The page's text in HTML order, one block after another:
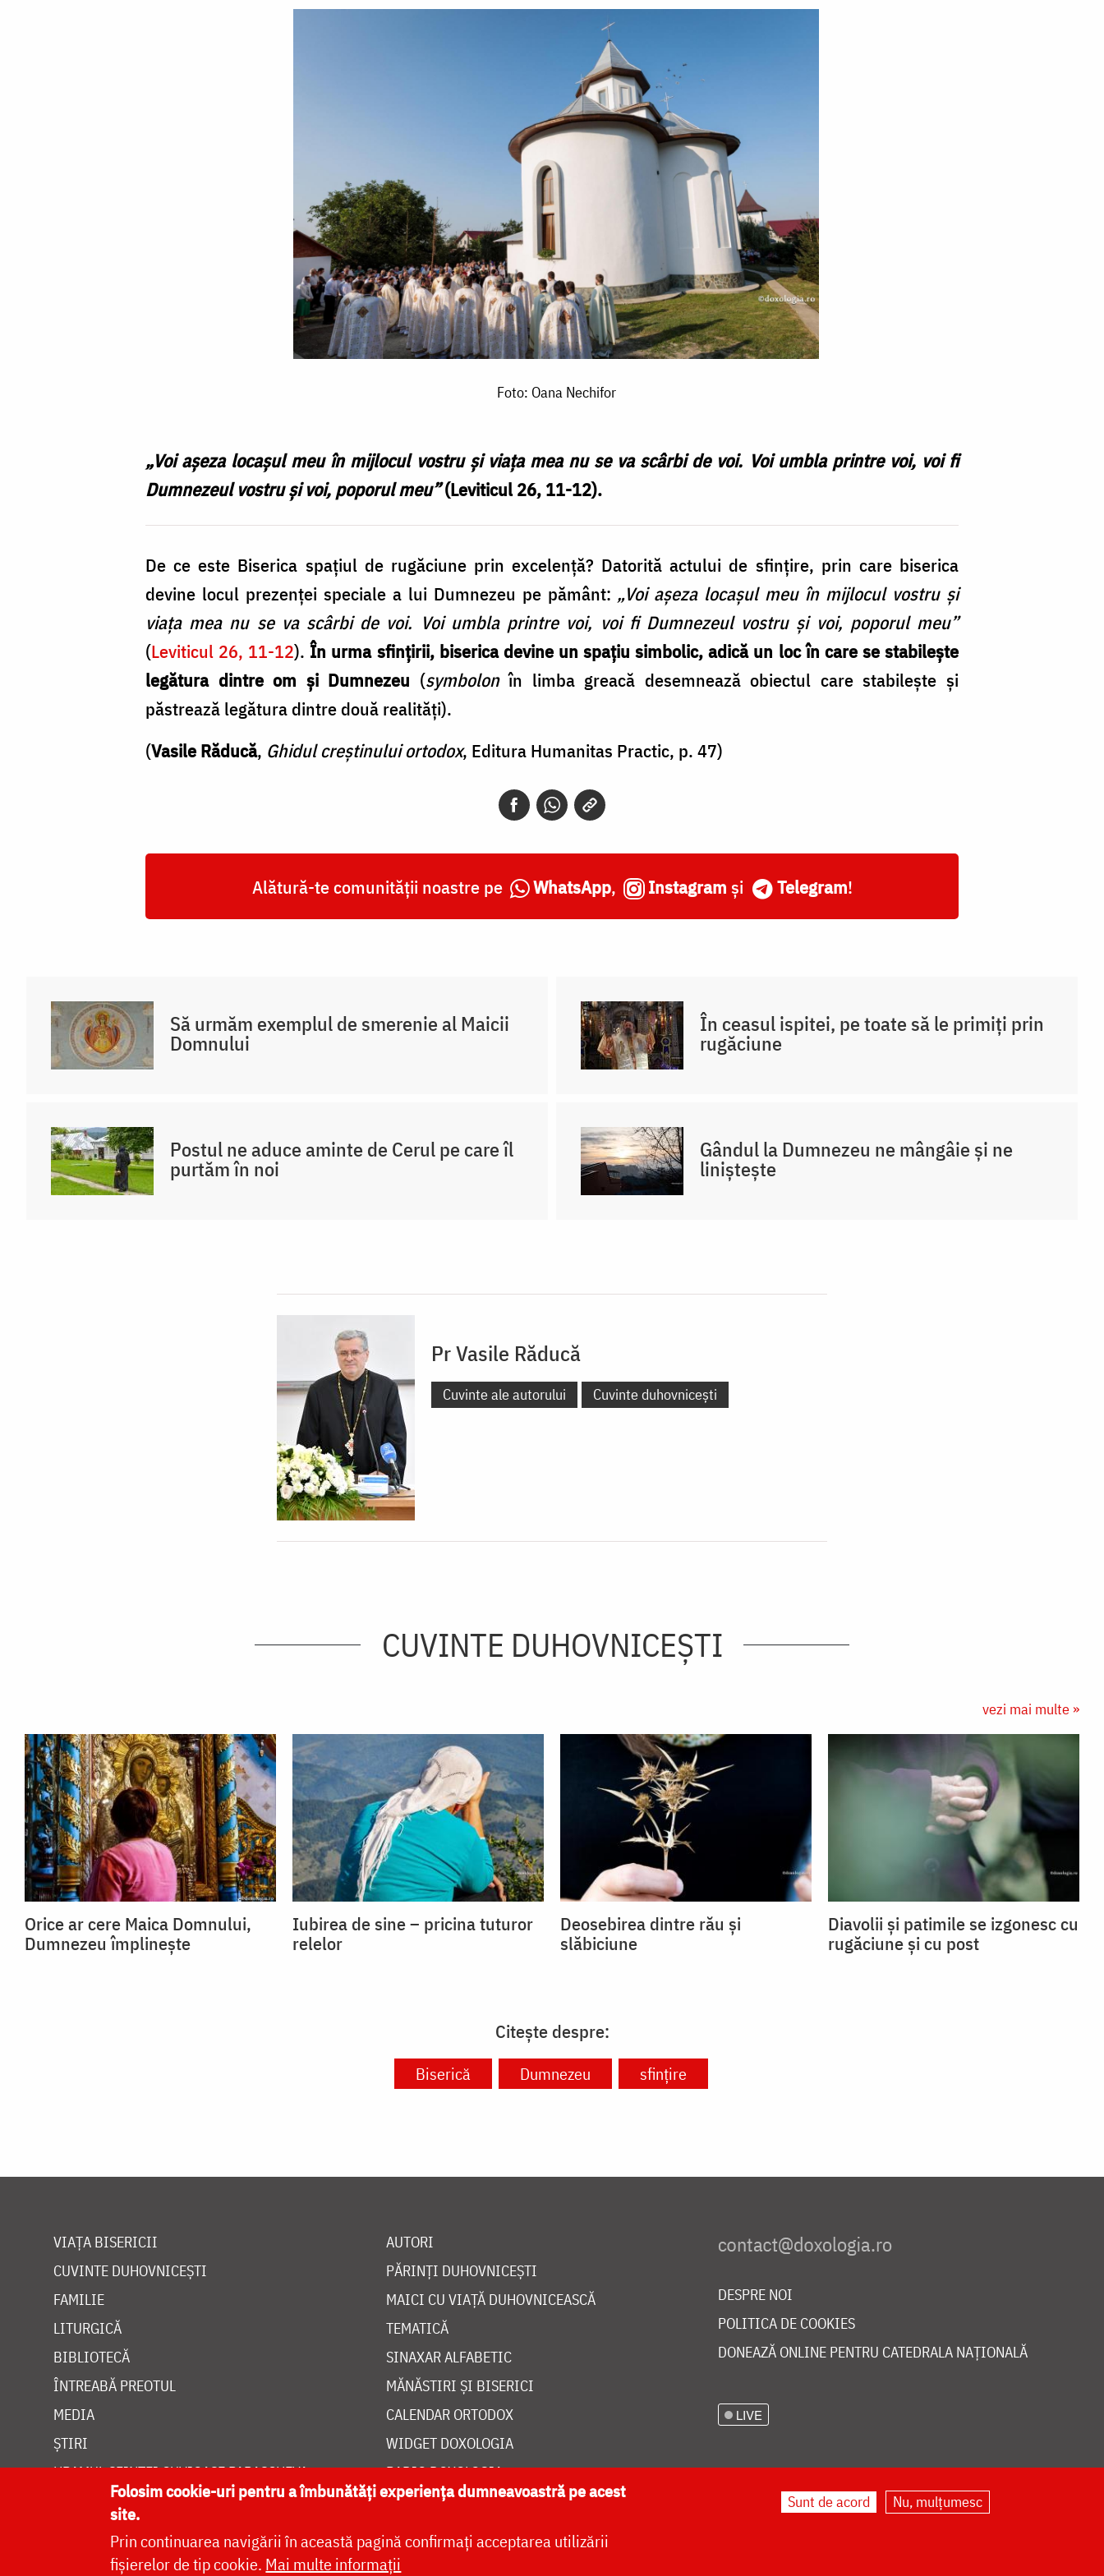
Foto: Oana Nechifor
„Voi așeza locașul meu în mijlocul vostru și viața mea nu se va scârbi de voi. Voi umbla printre voi, voi fi
Dumnezeul vostru și voi, poporul meu”(Leviticul 26, 11-12).
De ce este Biserica spațiul de rugăciune prin excelență? Datorită actului de sfințire, prin care biserica
devine locul prezenței speciale a lui Dumnezeu pe pământ: „Voi așeza locașul meu în mijlocul vostru și
viața mea nu se va scârbi de voi. Voi umbla printre voi, voi fi Dumnezeul vostru și voi, poporul meu”
(Leviticul 26, 11-12).În urma sfințirii, biserica devine un spațiu simbolic, adică un loc în care se stabilește
legătura dintre om și Dumnezeu (symbolonîn limba greacă desemnează obiectul care stabilește și
păstrează legătura dintre două realități).
(Vasile Răducă, Ghidul creștinului ortodox, Editura Humanitas Practic, p. 47)
Alătură-te comunității noastre pe WhatsApp, Instagram și Telegram!
Să urmăm exemplul de smerenie al Maicii
Domnului
În ceasul ispitei, pe toate să le primiți prin
rugăciune
Postul ne aduce aminte de Cerul pe care îl
purtăm în noi
Gândul la Dumnezeu ne mângâie și ne
liniștește
Pr Vasile Răducă
Cuvinte ale autorului Cuvinte duhovnicești
CUVINTE DUHOVNICEȘTI
vezi mai multe »
Orice ar cere Maica Domnului,
Dumnezeu împlinește
Iubirea de sine – pricina tuturor
relelor
Deosebirea dintre rău și
slăbiciune
Diavolii și patimile se izgonesc cu
rugăciune și cu post
Citește despre:
Biserică Dumnezeu sfinţire
VIAȚA BISERICII
CUVINTE DUHOVNICEȘTI
FAMILIE
LITURGICĂ
BIBLIOTECĂ
ÎNTREABĂ PREOTUL
MEDIA
ȘTIRI
HRAMUL SFINTEI CUVIOASE PARASCHEVA
AUTORI
PĂRINȚI DUHOVNICEȘTI
MAICI CU VIAȚĂ DUHOVNICEASCĂ
TEMATICĂ
SINAXAR ALFABETIC
MĂNĂSTIRI ȘI BISERICI
CALENDAR ORTODOX
WIDGET DOXOLOGIA
RADIO DOXOLOGIA
DESPRE NOI
POLITICA DE COOKIES
DONEAZĂ ONLINE PENTRU CATEDRALA NAȚIONALĂ
LIVE
Folosim cookie-uri pentru a îmbunătăți experiența dumneavoastră pe acest
site.
Prin continuarea navigării în această pagină confirmați acceptarea utilizării
fișierelor de tip cookie. Mai multe informații
Sunt de acord Nu, mulțumesc